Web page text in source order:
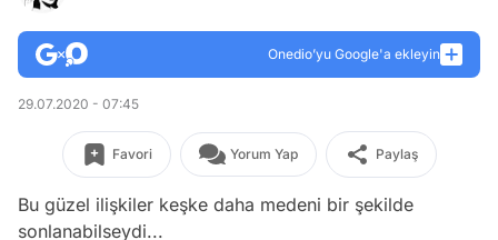
Onedio’yu Google'a ekleyin
29.07.2020 - 07:45
Favori Yorum Yap Paylaş
Bu güzel ilişkiler keşke daha medeni bir şekilde
sonlanabilseydi...